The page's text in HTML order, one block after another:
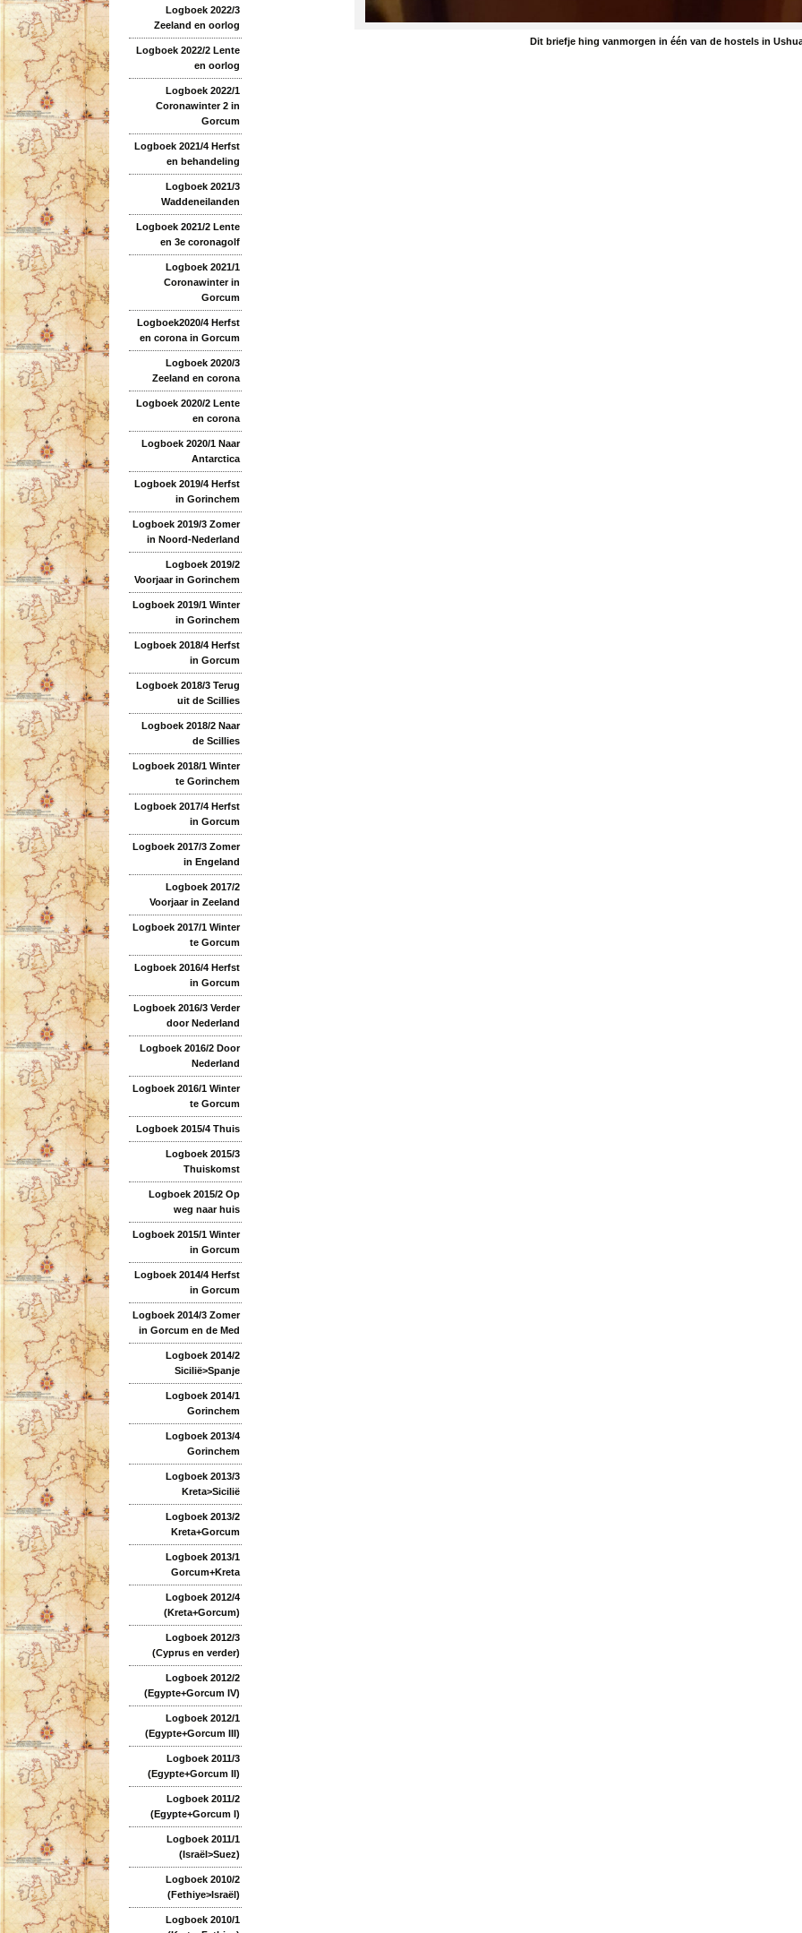
Logboek 2022/3
Zeeland en oorlog
Logboek 2022/2 Lente
en oorlog
Logboek 2022/1
Coronawinter 2 in
Gorcum
Logboek 2021/4 Herfst
en behandeling
Logboek 2021/3
Waddeneilanden
Logboek 2021/2 Lente
en 3e coronagolf
Logboek 2021/1
Coronawinter in
Gorcum
Logboek2020/4 Herfst
en corona in Gorcum
Logboek 2020/3
Zeeland en corona
Logboek 2020/2 Lente
en corona
Logboek 2020/1 Naar
Antarctica
Logboek 2019/4 Herfst
in Gorinchem
Logboek 2019/3 Zomer
in Noord-Nederland
Logboek 2019/2
Voorjaar in Gorinchem
Logboek 2019/1 Winter
in Gorinchem
Logboek 2018/4 Herfst
in Gorcum
Logboek 2018/3 Terug
uit de Scillies
Logboek 2018/2 Naar
de Scillies
Logboek 2018/1 Winter
te Gorinchem
Logboek 2017/4 Herfst
in Gorcum
Logboek 2017/3 Zomer
in Engeland
Logboek 2017/2
Voorjaar in Zeeland
Logboek 2017/1 Winter
te Gorcum
Logboek 2016/4 Herfst
in Gorcum
Logboek 2016/3 Verder
door Nederland
Logboek 2016/2 Door
Nederland
Logboek 2016/1 Winter
te Gorcum
Logboek 2015/4 Thuis
Logboek 2015/3
Thuiskomst
Logboek 2015/2 Op
weg naar huis
Logboek 2015/1 Winter
in Gorcum
Logboek 2014/4 Herfst
in Gorcum
Logboek 2014/3 Zomer
in Gorcum en de Med
Logboek 2014/2
Sicilië>Spanje
Logboek 2014/1
Gorinchem
Logboek 2013/4
Gorinchem
Logboek 2013/3
Kreta>Sicilië
Logboek 2013/2
Kreta+Gorcum
Logboek 2013/1
Gorcum+Kreta
Logboek 2012/4
(Kreta+Gorcum)
Logboek 2012/3
(Cyprus en verder)
Logboek 2012/2
(Egypte+Gorcum IV)
Logboek 2012/1
(Egypte+Gorcum III)
Logboek 2011/3
(Egypte+Gorcum II)
Logboek 2011/2
(Egypte+Gorcum I)
Logboek 2011/1
(Israël>Suez)
Logboek 2010/2
(Fethiye>Israël)
Logboek 2010/1
Dit briefje hing vanmorgen in één van de hostels in